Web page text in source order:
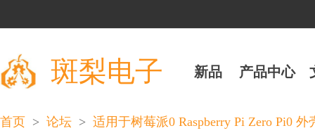
斑梨电子 新品 产品中心
首页 > 论坛 > 适用于树莓派0 Raspberry Pi Zero Pi0 外